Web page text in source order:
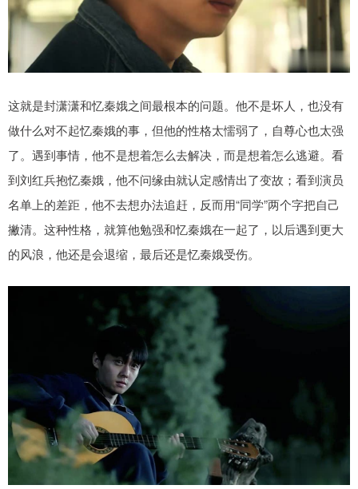
这就是封潇潇和忆秦娥之间最根本的问题。他不是坏人，也没有
做什么对不起忆秦娥的事，但他的性格太懦弱了，自尊心也太强
了。遇到事情，他不是想着怎么去解决，而是想着怎么逃避。看
到刘红兵抱忆秦娥，他不问缘由就认定感情出了变故；看到演员
名单上的差距，他不去想办法追赶，反而用“同学”两个字把自己
撇清。这种性格，就算他勉强和忆秦娥在一起了，以后遇到更大
的风浪，他还是会退缩，最后还是忆秦娥受伤。